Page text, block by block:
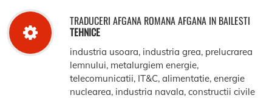
TRADUCERI AFGANA ROMANA AFGANA IN BAILESTI
TEHNICE
industria usoara, industria grea, prelucrarea
lemnului, metalurgiem energie,
telecomunicatii, IT&C, alimentatie, energie
nuclearea, industria navala, constructii civile